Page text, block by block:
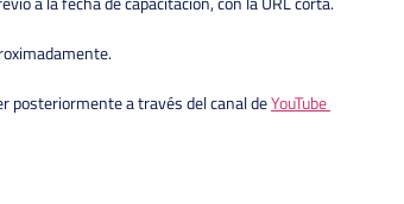
posteriormente a través del canal deYouTube